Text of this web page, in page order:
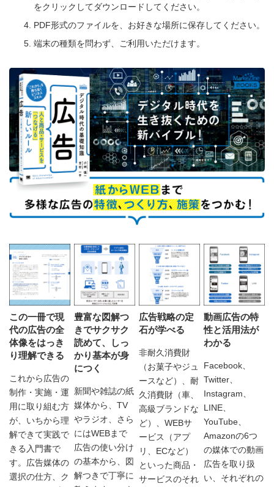
をクリックしてダウンロードしてください。
PDF形式のファイルを、お好きな場所に保存してください。
端末の種類を問わず、ご利用いただけます。
この一冊で現
代の広告の全
体像をはっき
り理解できる
これから広告の
制作・実施・運
用に取り組む方
が、いちから理
解できて実践で
きる入門書で
す。広告媒体の
選択の仕方、ク
豊富な図解つ
きでサクサク
読めて、しっ
かり基本が身
につく
新聞や雑誌の紙
媒体から、TV
やラジオ、さら
にはWEBまで
広告の使い分け
の基本から、図
解つきで丁寧に
広告戦略の定
石が学べる
非耐久消費財
（お菓子やジュ
ースなど）、耐
久消費財（車、
高級ブランドな
ど）、WEBサ
ービス（アプ
リ、ECなど）
といった商品・
サービスのそれ
動画広告の特
性と活用法が
わかる
Facebook、
Twitter、
Instagram、
LINE、
YouTube、
Amazonの6つ
の媒体での動画
広告を取り扱
い、それぞれの